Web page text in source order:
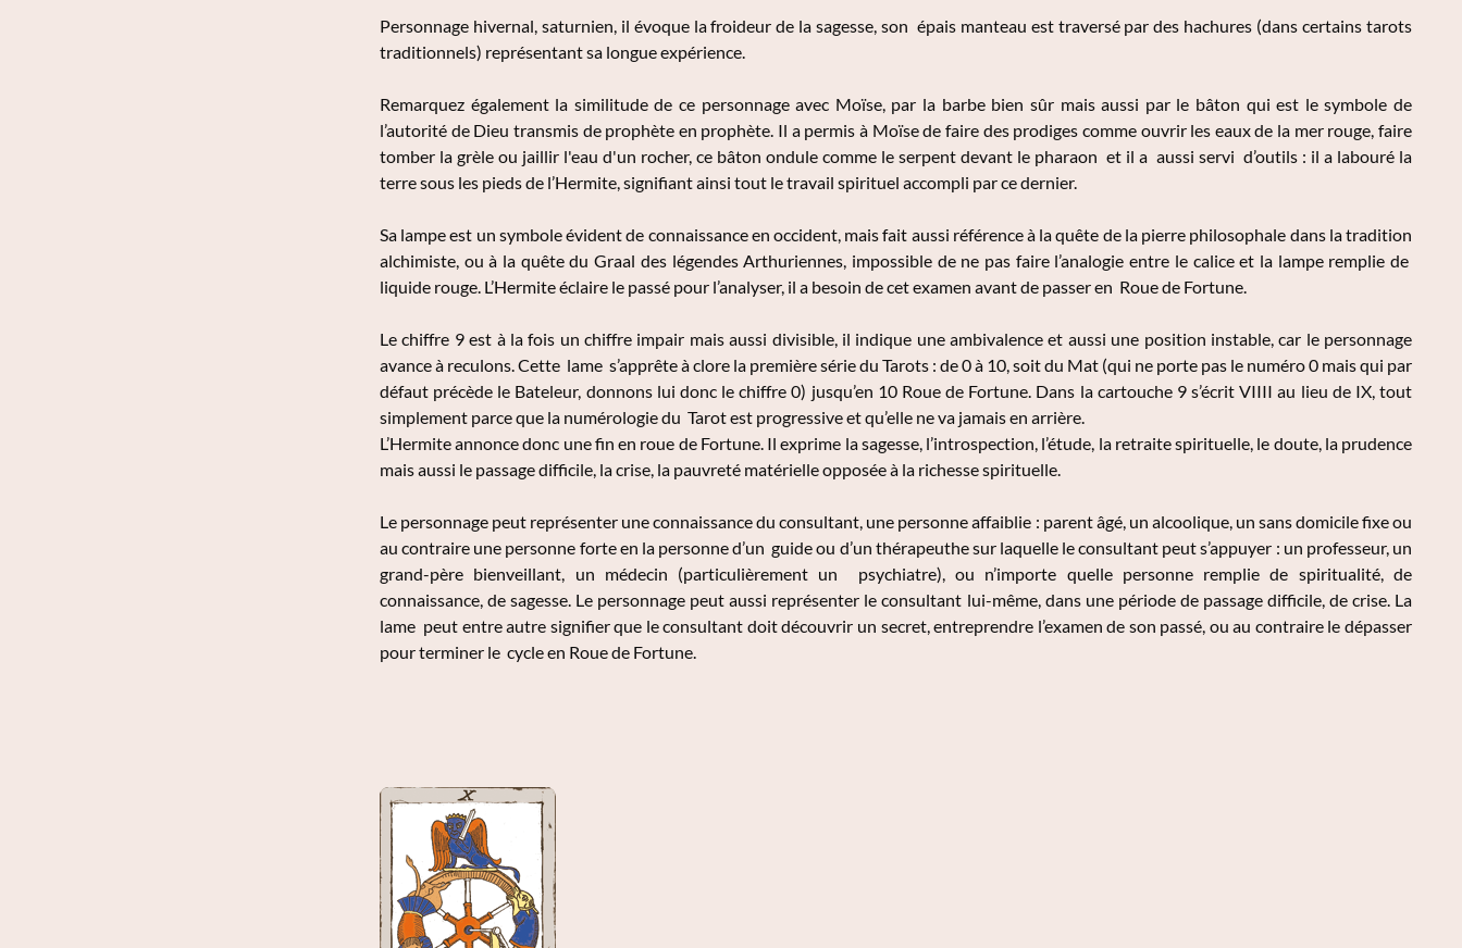
Personnage hivernal, saturnien, il évoque la froideur de la sagesse, son épais manteau est traversé par des hachures (dans certains tarots
traditionnels) représentant sa longue expérience.
Remarquez également la similitude de ce personnage avec Moïse, par la barbe bien sûr mais aussi par le bâton qui est le symbole de
l’autorité de Dieu transmis de prophète en prophète. Il a permis à Moïse de faire des prodiges comme ouvrir les eaux de la mer rouge, faire
tomber la grèle ou jaillir l'eau d'un rocher, ce bâton ondule comme le serpent devant le pharaon et il a aussi servi d’outils : il a labouré la
terre sous les pieds de l’Hermite, signifiant ainsi tout le travail spirituel accompli par ce dernier.
Sa lampe est un symbole évident de connaissance en occident, mais fait aussi référence à la quête de la pierre philosophale dans la tradition
alchimiste, ou à la quête du Graal des légendes Arthuriennes, impossible de ne pas faire l’analogie entre le calice et la lampe remplie de
liquide rouge. L’Hermite éclaire le passé pour l’analyser, il a besoin de cet examen avant de passer en Roue de Fortune.
Le chiffre 9 est à la fois un chiffre impair mais aussi divisible, il indique une ambivalence et aussi une position instable, car le personnage
avance à reculons. Cette lame s’apprête à clore la première série du Tarots : de 0 à 10, soit du Mat (qui ne porte pas le numéro 0 mais qui par
défaut précède le Bateleur, donnons lui donc le chiffre 0) jusqu’en 10 Roue de Fortune. Dans la cartouche 9 s’écrit VIIII au lieu de IX, tout
simplement parce que la numérologie du Tarot est progressive et qu’elle ne va jamais en arrière.
L’Hermite annonce donc une fin en roue de Fortune. Il exprime la sagesse, l’introspection, l’étude, la retraite spirituelle, le doute, la prudence
mais aussi le passage difficile, la crise, la pauvreté matérielle opposée à la richesse spirituelle.
Le personnage peut représenter une connaissance du consultant, une personne affaiblie : parent âgé, un alcoolique, un sans domicile fixe ou
au contraire une personne forte en la personne d’un guide ou d’un thérapeuthe sur laquelle le consultant peut s’appuyer : un professeur, un
grand-père bienveillant, un médecin (particulièrement un psychiatre), ou n’importe quelle personne remplie de spiritualité, de
connaissance, de sagesse. Le personnage peut aussi représenter le consultant lui-même, dans une période de passage difficile, de crise. La
lame peut entre autre signifier que le consultant doit découvrir un secret, entreprendre l’examen de son passé, ou au contraire le dépasser
pour terminer le cycle en Roue de Fortune.